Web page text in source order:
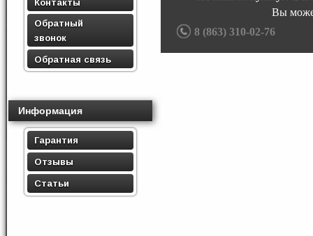
Обратный
звонок
Обратная связь
Информация
Гарантия
Отзывы
Статьи
Вы
8 (863) 310-02-76